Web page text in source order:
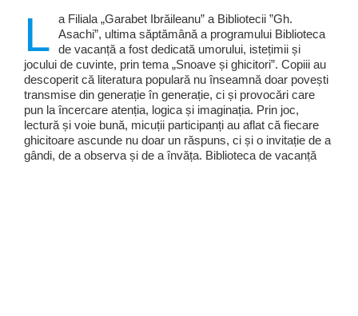
L
a Filiala „Garabet Ibrăileanu” a Bibliotecii ”Gh.
Asachi”, ultima săptămână a programului Biblioteca
de vacanță a fost dedicată umorului, istețimii și
jocului de cuvinte, prin tema „Snoave și ghicitori”. Copiii au
descoperit că literatura populară nu înseamnă doar povești
transmise din generație în generație, ci și provocări care
pun la încercare atenția, logica și imaginația. Prin joc,
lectură și voie bună, micuții participanți au aflat că fiecare
ghicitoare ascunde nu doar un răspuns, ci și o invitație de a
gândi, de a observa și de a învăța. Biblioteca de vacanță